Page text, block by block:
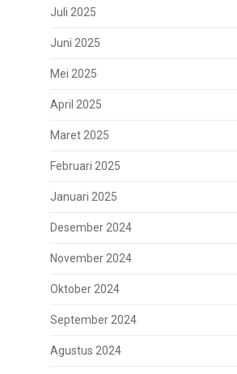
Juli 2025
Juni 2025
Mei 2025
April 2025
Maret 2025
Februari 2025
Januari 2025
Desember 2024
November 2024
Oktober 2024
September 2024
Agustus 2024